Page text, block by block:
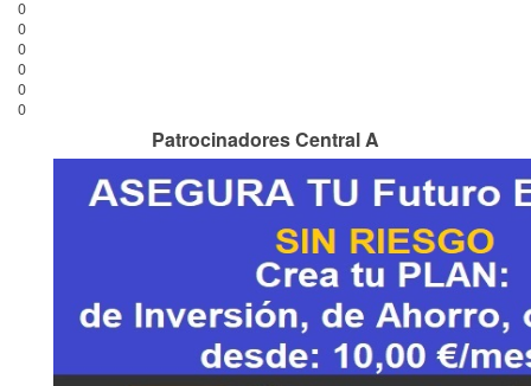
0
0
0
0
0
0
Patrocinadores Central A